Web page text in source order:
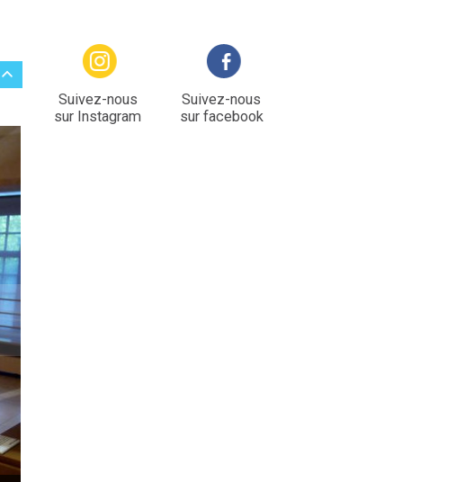
Suivez-nous
sur Instagram
Suivez-nous
sur facebook